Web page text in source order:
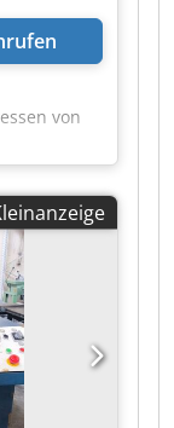
von
etc. The
Press
/ Press
by
-